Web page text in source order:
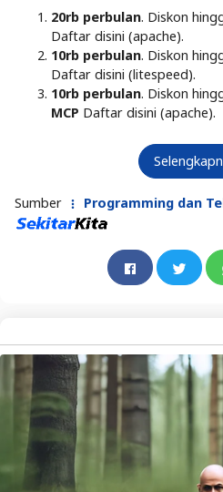
20rb perbulan. Diskon
Daftar disini (apache).
10rb perbulan. Diskon
Daftar disini (litespeed).
10rb perbulan. Diskon
MCP Daftar disini (apache).
Sumber Programming dan